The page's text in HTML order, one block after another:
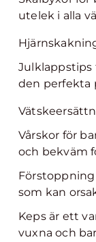
utelek i alla
Julklappstips
den perfekta
Vårskor för
och bekväm
som kan
Keps är ett
vuxna och